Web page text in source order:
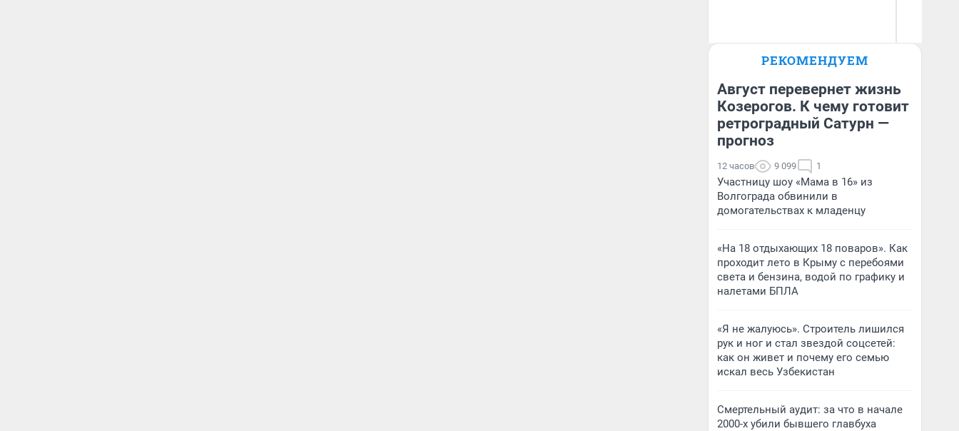
Блогер, предприниматель,
бизнесе
РЕКОМЕНДУЕМ
Август перевернет жизнь
Козерогов. К чему готовит
ретроградный Сатурн —
прогноз
12 часов 9 099 1
Участницу шоу «Мама в 16» из
Волгограда обвинили в
домогательствах к младенцу
«На 18 отдыхающих 18 поваров». Как
проходит лето в Крыму с перебоями
света и бензина, водой по графику и
налетами БПЛА
«Я не жалуюсь». Строитель лишился
рук и ног и стал звездой соцсетей:
как он живет и почему его семью
искал весь Узбекистан
Смертельный аудит: за что в начале
2000-х убили бывшего главбуха